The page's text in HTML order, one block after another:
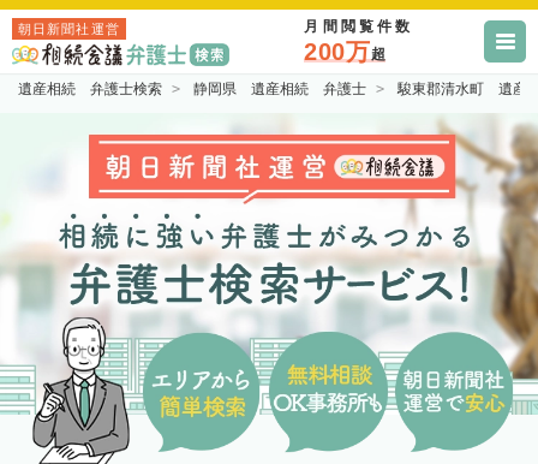
朝日新聞社運営 月間閲覧件数
200万超
遺産相続 弁護士検索 静岡県 遺産相続 弁護士 駿東郡清水町 遺産